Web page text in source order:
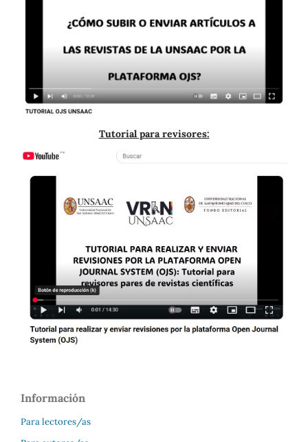
Tutorial para revisores:
Información
Para lectores/as